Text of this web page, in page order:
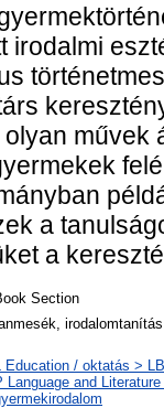
irodalmi
művek
a
a
Section
L Education / oktatás >
Language and